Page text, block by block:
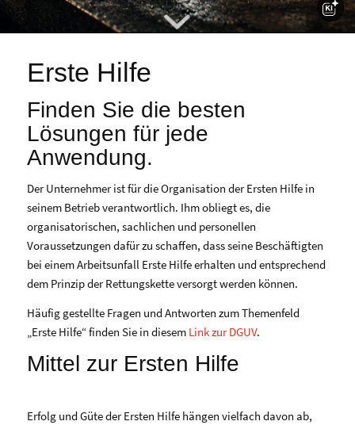
Erste Hilfe
Finden Sie die besten
Lösungen für jede
Anwendung.
Der Unternehmer ist für die Organisation der Ersten Hilfe in
seinem Betrieb verantwortlich. Ihm obliegt es, die
organisatorischen, sachlichen und personellen
Voraussetzungen dafür zu schaffen, dass seine Beschäftigten
bei einem Arbeitsunfall Erste Hilfe erhalten und entsprechend
dem Prinzip der Rettungskette versorgt werden können.
Häufig gestellte Fragen und Antworten zum Themenfeld
„Erste Hilfe“ finden Sie in diesem Link zur DGUV.
Mittel zur Ersten Hilfe
Erfolg und Güte der Ersten Hilfe hängen vielfach davon ab,